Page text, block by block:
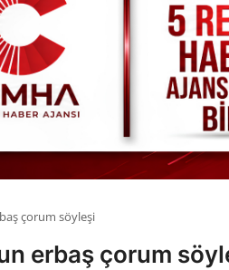
çorum söyleşi
erbaş çorum